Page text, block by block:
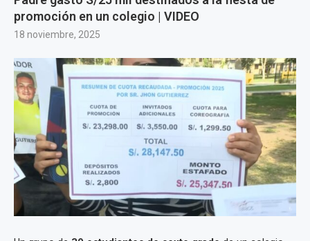
promoción en un colegio | VIDEO
18 noviembre, 2025